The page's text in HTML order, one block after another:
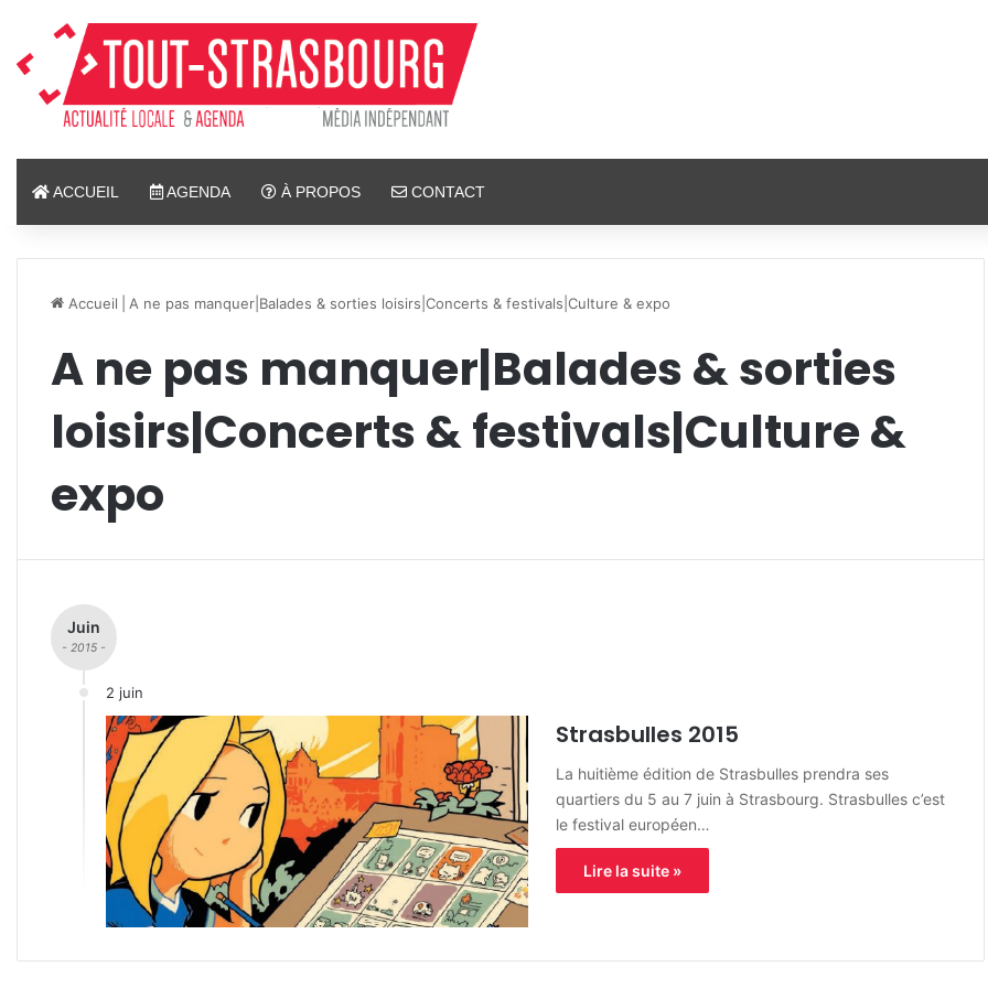
ACCUEIL AGENDA À PROPOS CONTACT
Accueil A ne pas manquer|Balades & sorties loisirs|Concerts & festivals|Culture & expo
A ne pas manquer|Balades & sorties
loisirs|Concerts & festivals|Culture &
expo
Juin
- 2015 -
2 juin
Strasbulles 2015
La huitième édition de Strasbulles prendra ses
quartiers du 5 au 7 juin à Strasbourg. Strasbulles c’est
le festival européen…
Lire la suite »